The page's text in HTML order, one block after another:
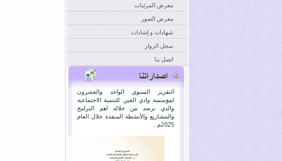
معرض المرئيات
معرض الصور
شهادات و إشادات
سجل الزوار
اتصل بنا
التقرير السنوي الواحد والعشرون
لمؤسسة وادي العين للتنمية الاجتماعية
والذي نرصد من خلاله اهم البرامج
والمشاريع والأنشطة المنفذة خلال العام
2025م .